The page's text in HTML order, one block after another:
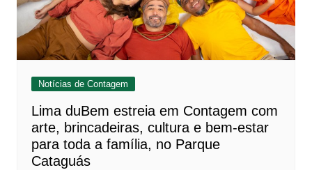
Notícias de Contagem
Lima duBem estreia em Contagem com
arte, brincadeiras, cultura e bem-estar
para toda a família, no Parque
Cataguás